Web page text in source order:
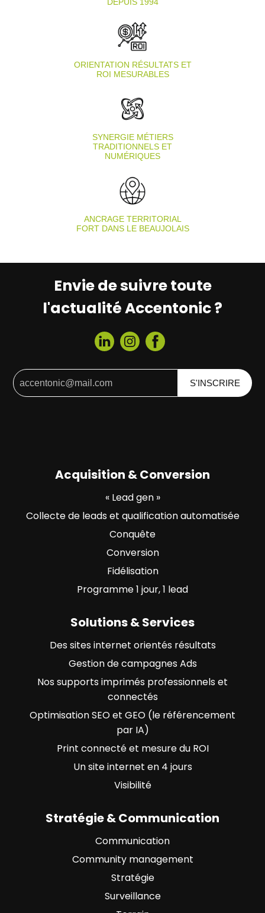
DEPUIS 1994
ORIENTATION RÉSULTATS ET
ROI MESURABLES
SYNERGIE MÉTIERS
TRADITIONNELS ET
NUMÉRIQUES
ANCRAGE TERRITORIAL
FORT DANS LE BEAUJOLAIS
Envie de suivre toute
l'actualité Accentonic ?
Acquisition & Conversion
« Lead gen »
Collecte de leads et qualification automatisée
Conquête
Conversion
Fidélisation
Programme 1 jour, 1 lead
Solutions & Services
Des sites internet orientés résultats
Gestion de campagnes Ads
Nos supports imprimés professionnels et
connectés
Optimisation SEO et GEO (le référencement
par IA)
Print connecté et mesure du ROI
Un site internet en 4 jours
Visibilité
Stratégie & Communication
Communication
Community management
Stratégie
Surveillance